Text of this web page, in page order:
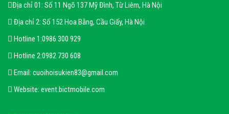
Địa chỉ 01: Số 11 Ngõ 137 Mỹ Đình, Từ Liêm, Hà Nội
Địa chỉ 2: Số 152 Hoa Bằng, Cầu Giấy, Hà Nội
Hotline 1:0986 300 929
Hotline 2:0982 730 608
Email: cuoihoisukien83@gmail.com
Website: event.bictmobile.com